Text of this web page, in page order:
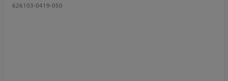
626103-0419-050